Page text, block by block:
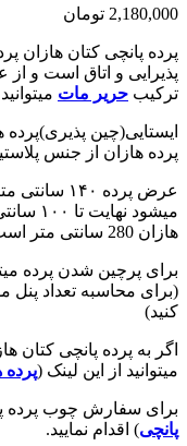
2,180,000 تومان
پرده پانچی کتان هازان
پذیرایی و اتاق است و از
ترکیبحریر ماتمیتوانید
ایستایی(چین پذیری)پرده
پرده هازان از جنس
عرض پرده
میشود
هازان 280 سانتی متر است.
برای پرچین شدن پرده
(برای محاسبه تعداد پنل
کنید)
اگر به پرده پانچی کتان
میتوانید از این لینک ( پرده
برای سفارش چوب پرده
پانچی ) اقدام نمایید.